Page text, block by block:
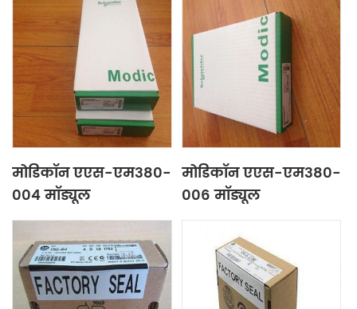
मोडिकॉन एएस-एम380-
004 मॉड्यूल
मोडिकॉन एएस-एम380-
006 मॉड्यूल